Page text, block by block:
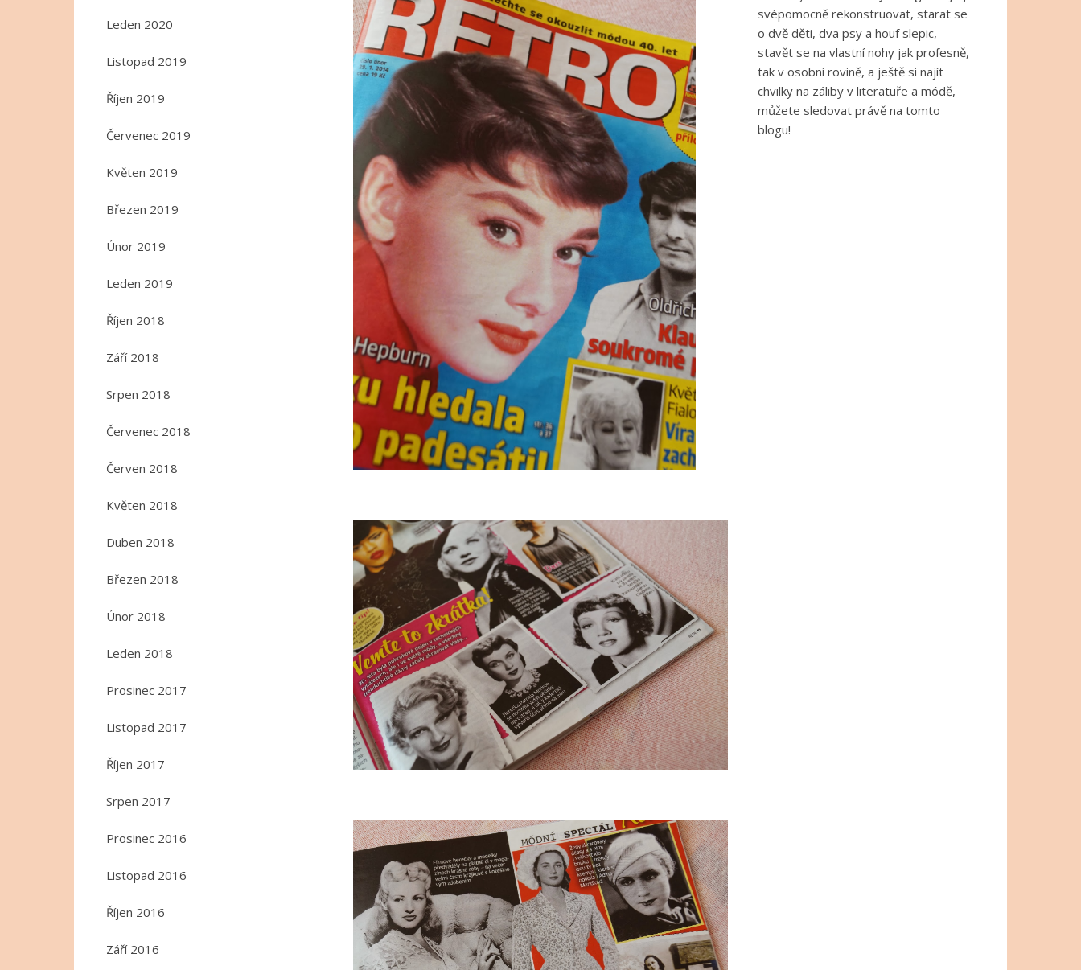
Leden 2020
Listopad 2019
Říjen 2019
Červenec 2019
Květen 2019
Březen 2019
Únor 2019
Leden 2019
Říjen 2018
Září 2018
Srpen 2018
Červenec 2018
Červen 2018
Květen 2018
Duben 2018
Březen 2018
Únor 2018
Leden 2018
Prosinec 2017
Listopad 2017
Říjen 2017
Srpen 2017
Prosinec 2016
Listopad 2016
Říjen 2016
Září 2016
svépomocně rekonstruovat, starat se
o dvě děti, dva psy a houf slepic,
stavět se na vlastní nohy jak profesně,
tak v osobní rovině, a ještě si najít
chvilky na záliby v literatuře a módě,
můžete sledovat právě na tomto
blogu!